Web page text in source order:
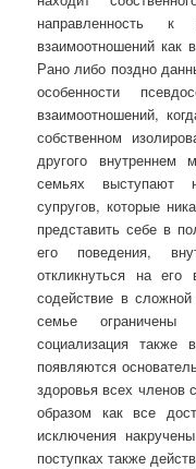
направленность к
взаимоотношений как
Рано либо поздно
особенности
взаимоотношений,
собственном
другого
семьях выступают
супругов, которые
представить себе в
его поведения,
откликнуться на его
содействие в
семье ограничены
социализация также
появляются
здоровья всех членов
образом как все
исключения
поступках также